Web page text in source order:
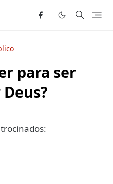
para ser